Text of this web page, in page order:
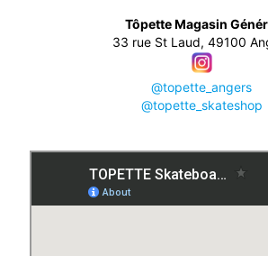
Tôpette Magasin
33 rue St Laud, 49100
@topette_angers
@topette_skateshop